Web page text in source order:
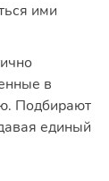
ими
в
Подбирают
единый